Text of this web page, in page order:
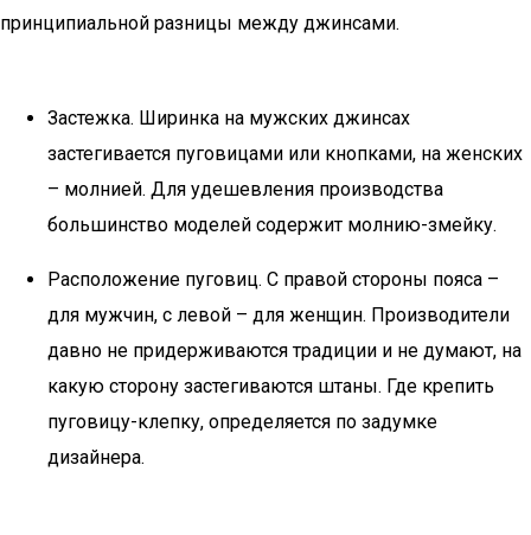
принципиальной разницы между джинсами.
Застежка. Ширинка на мужских джинсах
застегивается пуговицами или кнопками, на женских
– молнией. Для удешевления производства
большинство моделей содержит молнию-змейку.
Расположение пуговиц. С правой стороны пояса –
для мужчин, с левой – для женщин. Производители
давно не придерживаются традиции и не думают, на
какую сторону застегиваются штаны. Где крепить
пуговицу-клепку, определяется по задумке
дизайнера.